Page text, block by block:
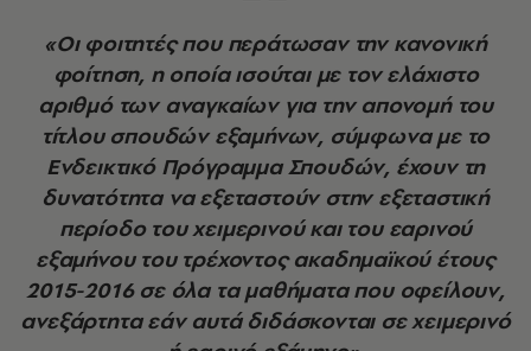
«Οι φοιτητές που περάτωσαν την κανονική
φοίτηση, η οποία ισούται με τον ελάχιστο
αριθμό των αναγκαίων για την απονομή του
τίτλου σπουδών εξαμήνων, σύμφωνα με το
Ενδεικτικό Πρόγραμμα Σπουδών, έχουν τη
δυνατότητα να εξεταστούν στην εξεταστική
περίοδο του χειμερινού και του εαρινού
εξαμήνου του τρέχοντος ακαδημαϊκού έτους
2015-2016 σε όλα τα μαθήματα που οφείλουν,
ανεξάρτητα εάν αυτά διδάσκονται σε χειμερινό